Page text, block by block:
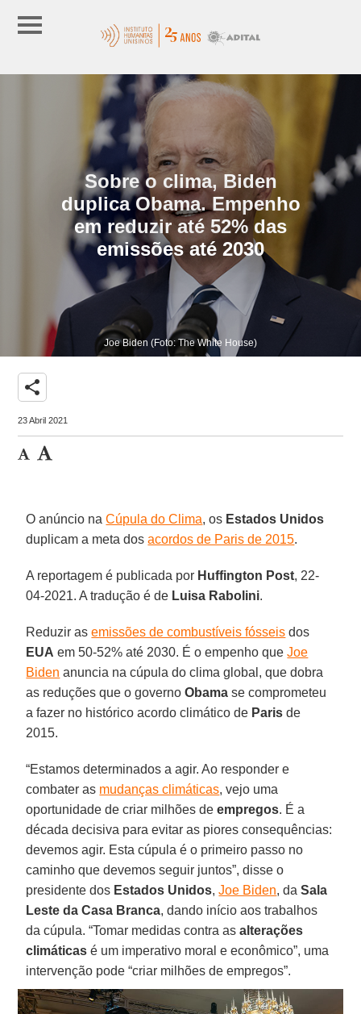
Sobre o clima, Biden
duplica Obama. Empenho
em reduzir até 52% das
emissões até 2030
Joe Biden (Foto: The White House)
share
23 Abril 2021
O anúncio naCúpula do Clima, os Estados Unidos
duplicam a meta dosacordos de Paris de 2015.
A reportagem é publicada por Huffington Post, 22-
04-2021. A tradução é de Luisa Rabolini.
Reduzir asemissões de combustíveis fósseis dos
EUA em 50-52% até 2030. É o empenho queJoe
Biden anuncia na cúpula do clima global, que dobra
as reduções que o governoObama se comprometeu
a fazer no histórico acordo climático de Paris de
2015.
“Estamos determinados a agir. Ao responder e
combater as mudanças climáticas, vejo uma
oportunidade de criar milhões deempregos. É a
década decisiva para evitar as piores consequências:
devemos agir. Esta cúpula é o primeiro passo no
caminho que devemos seguir juntos”, disse o
presidente dos Estados Unidos,Joe Biden, daSala
Leste da Casa Branca, dando início aos trabalhos
da cúpula. “Tomar medidas contra asalterações
climáticas é um imperativo moral e econômico”, uma
intervenção pode “criar milhões de empregos”.